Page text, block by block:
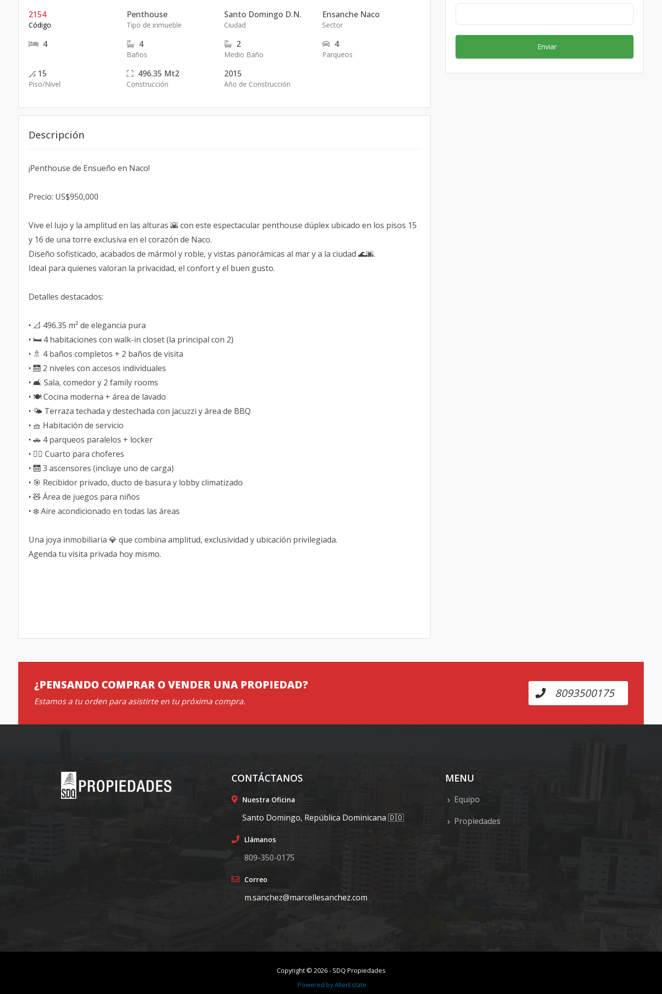
2154
Código
Penthouse
Tipo de inmueble
Santo Domingo D.N.
Ciudad
Ensanche Naco
Sector
4 4
Baños
2
Medio Baño
4
Parqueos
15
Piso/Nivel
496.35 Mt2
Construcción
2015
Año de Construcción
Descripción
¡Penthouse de Ensueño en Naco!
Precio: US$950,000
Vive el lujo y la amplitud en las alturas 🌇 con este espectacular penthouse dúplex ubicado en los pisos 15
y 16 de una torre exclusiva en el corazón de Naco.
Diseño sofisticado, acabados de mármol y roble, y vistas panorámicas al mar y a la ciudad 🌊🌆.
Ideal para quienes valoran la privacidad, el confort y el buen gusto.
Detalles destacados:
• 📐 496.35 m² de elegancia pura
• 🛏️ 4 habitaciones con walk-in closet (la principal con 2)
• 🚿 4 baños completos + 2 baños de visita
• 🛗 2 niveles con accesos individuales
• 🛋️ Sala, comedor y 2 family rooms
• 🍽️ Cocina moderna + área de lavado
• 🌤️ Terraza techada y destechada con jacuzzi y área de BBQ
• 🧺 Habitación de servicio
• 🚗 4 parqueos paralelos + locker
• 👨‍✈️ Cuarto para choferes
• 🛗 3 ascensores (incluye uno de carga)
• 🎯 Recibidor privado, ducto de basura y lobby climatizado
• 🧸 Área de juegos para niños
• ❄️ Aire acondicionado en todas las áreas
Una joya inmobiliaria 💎 que combina amplitud, exclusividad y ubicación privilegiada.
Agenda tu visita privada hoy mismo.
Enviar
¿PENSANDO COMPRAR O VENDER UNA PROPIEDAD?
Estamos a tu orden para asistirte en tu próxima compra.
8093500175
CONTÁCTANOS
Nuestra Oficina
Santo Domingo, República Dominicana 🇩🇴
Llámanos
809-350-0175
Correo
m.sanchez@marcellesanchez.com
MENU
Equipo
Propiedades
Copyright © 2026- SDQ Propiedades
Powered byAlterEstate